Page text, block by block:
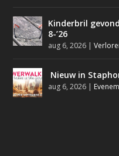
Kinderbril
8-’26
aug 6, 2026 |
Nieuw in
aug 6, 2026 |